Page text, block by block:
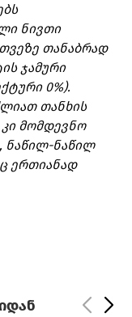
ნივთი
თანაბრად
ჯამური
0%).
თანხის
მომდევნო
ნაწილ-ნაწილ
ერთიანად